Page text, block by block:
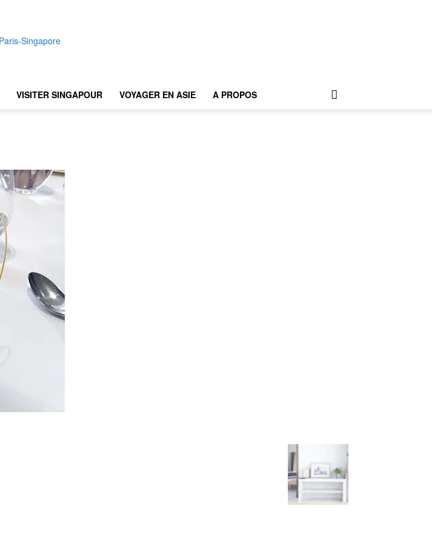
Singapore
VISITER SINGAPOUR VOYAGER EN ASIE A PROPOS